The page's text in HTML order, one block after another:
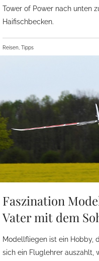
Tower of Power nach unten
Haifischbecken.
Reisen, Tipps
Faszination
Vater mit dem
Modellfliegen ist ein Hobby,
sich ein Fluglehrer auszahlt,